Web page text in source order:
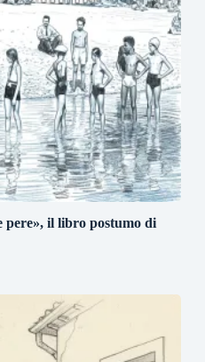
pere», il libro postumo di